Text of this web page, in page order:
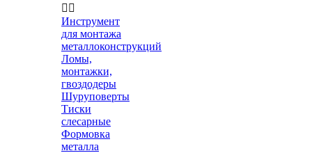
 
Инструмент
для монтажа
металлоконструкций
Ломы,
монтажки,
гвоздодеры
Шуруповерты
Тиски
слесарные
Формовка
металла